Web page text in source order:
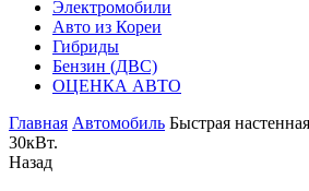
Электромобили
Авто из Кореи
Гибриды
Бензин (ДВС)
ОЦЕНКА АВТО
Главная Автомобиль Быстрая
30кВт.
Назад